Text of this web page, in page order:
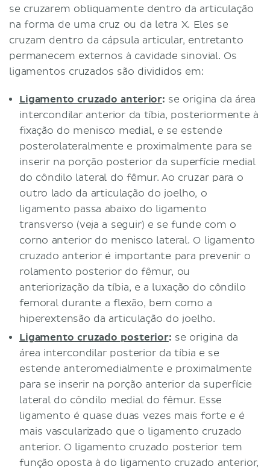
se cruzarem obliquamente dentro da articulação
na forma de uma cruz ou da letra X. Eles se
cruzam dentro da cápsula articular, entretanto
permanecem externos à cavidade sinovial. Os
ligamentos cruzados são divididos em:
Ligamento cruzado anterior: se origina da área
intercondilar anterior da tíbia, posteriormente à
fixação do menisco medial, e se estende
posterolateralmente e proximalmente para se
inserir na porção posterior da superfície medial
do côndilo lateral do fêmur. Ao cruzar para o
outro lado da articulação do joelho, o
ligamento passa abaixo do ligamento
transverso (veja a seguir) e se funde com o
corno anterior do menisco lateral. O ligamento
cruzado anterior é importante para prevenir o
rolamento posterior do fêmur, ou
anteriorização da tíbia, e a luxação do côndilo
femoral durante a flexão, bem como a
hiperextensão da articulação do joelho.
Ligamento cruzado posterior: se origina da
área intercondilar posterior da tíbia e se
estende anteromedialmente e proximalmente
para se inserir na porção anterior da superfície
lateral do côndilo medial do fêmur. Esse
ligamento é quase duas vezes mais forte e é
mais vascularizado que o ligamento cruzado
anterior. O ligamento cruzado posterior tem
função oposta à do ligamento cruzado anterior,